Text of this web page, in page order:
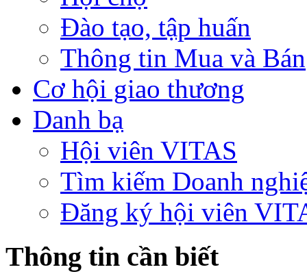
Đào tạo, tập huấn
Thông tin Mua và Bán
Cơ hội giao thương
Danh bạ
Hội viên VITAS
Tìm kiếm Doanh
Đăng ký hội viên
Thông tin cần biết